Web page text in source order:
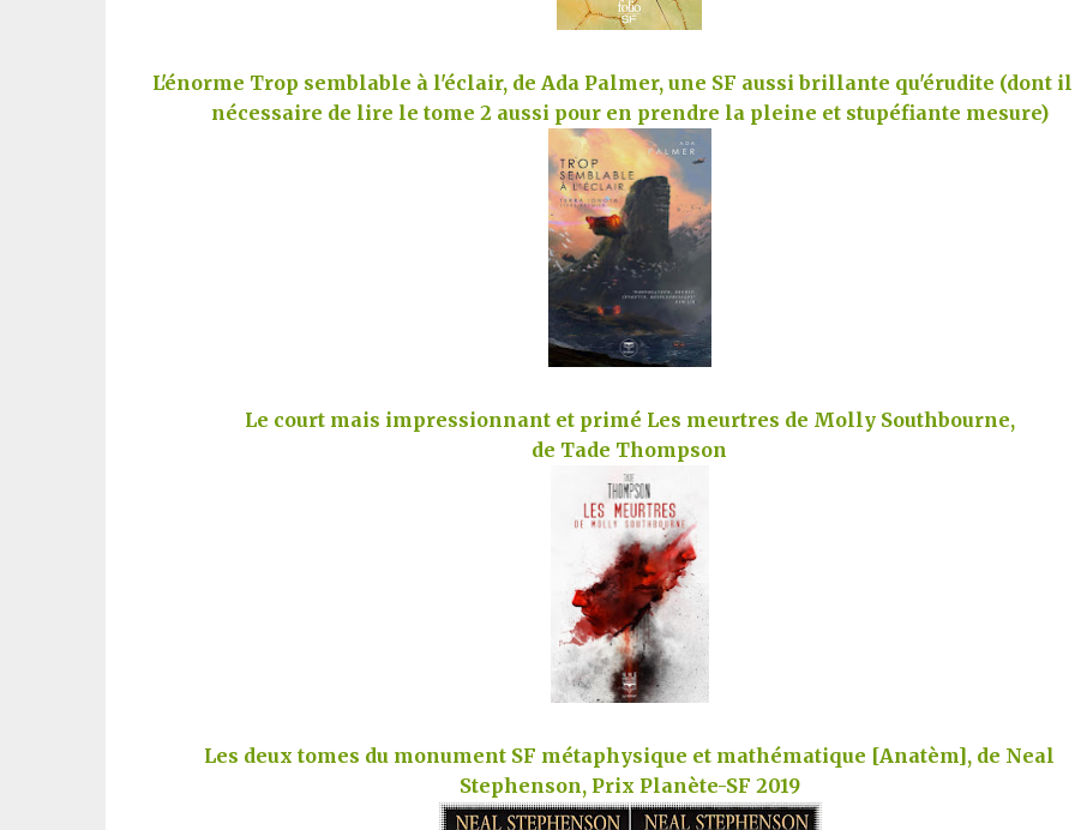
L'énorme Trop semblable à l'éclair, de Ada Palmer, une SF aussi brillante qu'érudite (dont il
nécessaire de lire le tome 2 aussi pour en prendre la pleine et stupéfiante mesure)
Le court mais impressionnant et primé Les meurtres de Molly Southbourne,
de Tade Thompson
Les deux tomes du monument SF métaphysique et mathématique [Anatèm], de Neal
Stephenson,Prix Planète-SF 2019